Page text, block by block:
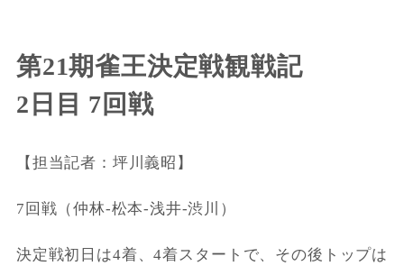
第21期雀王決定戦観戦記
2日目 7回戦
【担当記者：坪川義昭】
7回戦（仲林-松本-浅井-渋川）
決定戦初日は4着、4着スタートで、その後トップは